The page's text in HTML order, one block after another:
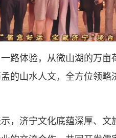
路体验，从微山湖的万
的山水人文，全方位领
，济宁文化底蕴深厚、